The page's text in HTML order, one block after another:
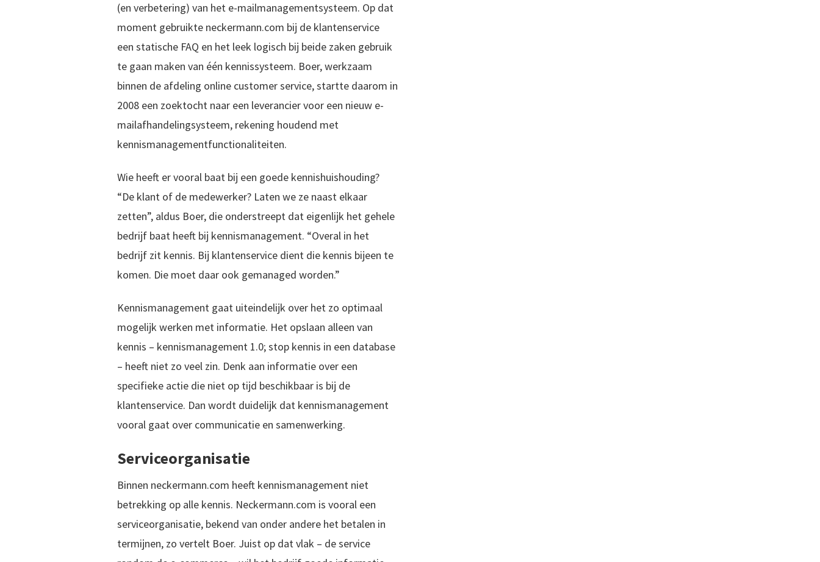
(en verbetering) van het e-mailmanagementsysteem. Op dat
moment gebruikte neckermann.com bij de klantenservice
een statische FAQ en het leek logisch bij beide zaken gebruik
te gaan maken van één kennissysteem. Boer, werkzaam
binnen de afdeling online customer service, startte daarom in
2008 een zoektocht naar een leverancier voor een nieuw e-
mailafhandelingsysteem, rekening houdend met
kennismanagementfunctionaliteiten.
Wie heeft er vooral baat bij een goede kennishuishouding?
“De klant of de medewerker? Laten we ze naast elkaar
zetten”, aldus Boer, die onderstreept dat eigenlijk het gehele
bedrijf baat heeft bij kennismanagement. “Overal in het
bedrijf zit kennis. Bij klantenservice dient die kennis bijeen te
komen. Die moet daar ook gemanaged worden.”
Kennismanagement gaat uiteindelijk over het zo optimaal
mogelijk werken met informatie. Het opslaan alleen van
kennis – kennismanagement 1.0; stop kennis in een database
– heeft niet zo veel zin. Denk aan informatie over een
specifieke actie die niet op tijd beschikbaar is bij de
klantenservice. Dan wordt duidelijk dat kennismanagement
vooral gaat over communicatie en samenwerking.
Serviceorganisatie
Binnen neckermann.com heeft kennismanagement niet
betrekking op alle kennis. Neckermann.com is vooral een
serviceorganisatie, bekend van onder andere het betalen in
termijnen, zo vertelt Boer. Juist op dat vlak – de service